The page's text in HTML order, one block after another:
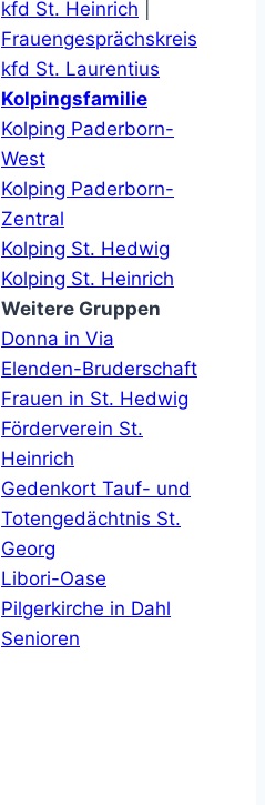
kfd St. Heinrich
Frauengesprächskreis
kfd St. Laurentius
Kolpingsfamilie
Kolping Paderborn-
West
Kolping Paderborn-
Zentral
Kolping St. Hedwig
Kolping St. Heinrich
Weitere Gruppen
Donna in Via
Elenden-Bruderschaft
Frauen in St. Hedwig
Förderverein St.
Heinrich
Gedenkort Tauf- und
Totengedächtnis St.
Georg
Libori-Oase
Pilgerkirche in Dahl
Senioren